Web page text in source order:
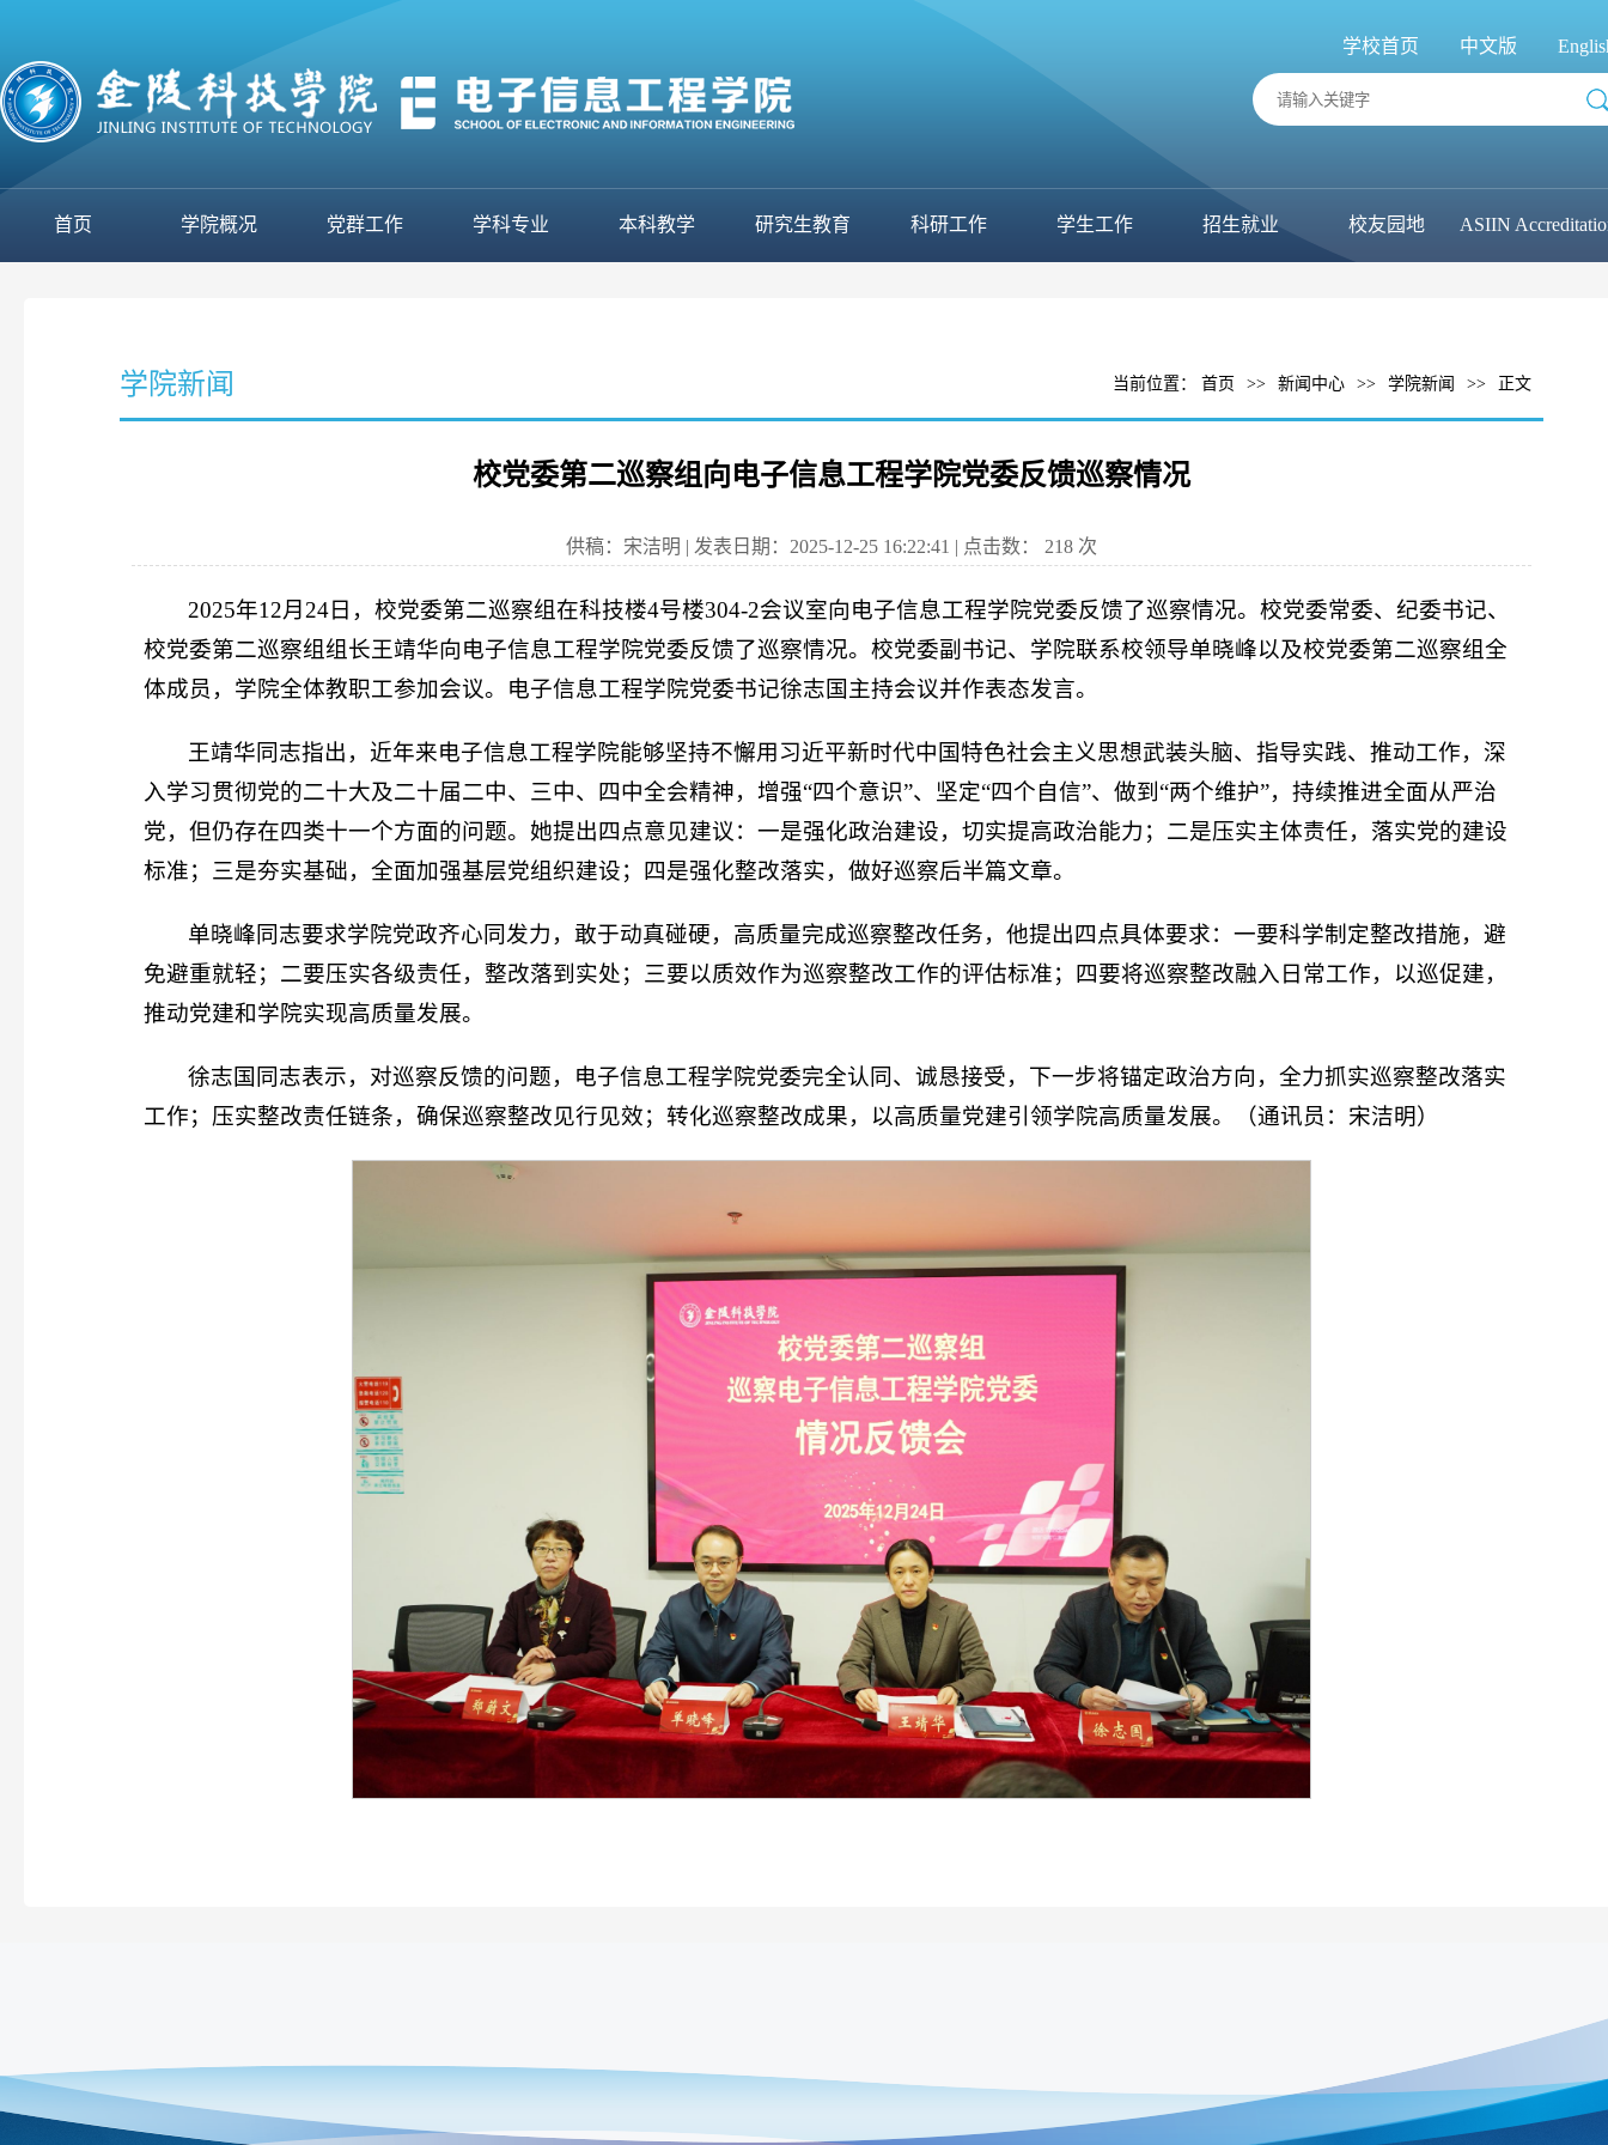
学校首页 中文版
首页 学院概况 党群工作 学科专业 本科教学 研究生教育 科研工作 学生工作 招生就业 校友园地 ASIIN
当前位置： 首页 >> 新闻中心 >> 学院新闻 >> 正文
学院新闻
校党委第二巡察组向电子信息工程学院党委反馈巡察情况
供稿：宋洁明 | 发表日期：2025-12-25 16:22:41 | 点击数： 218 次
2025年12月24日，校党委第二巡察组在科技楼4号楼304-2会议室向电子信息工程学院党委反馈了巡察情况。校党委常委、纪委书记、
校党委第二巡察组组长王靖华向电子信息工程学院党委反馈了巡察情况。校党委副书记、学院联系校领导单晓峰以及校党委第二巡察组全
体成员，学院全体教职工参加会议。电子信息工程学院党委书记徐志国主持会议并作表态发言。
王靖华同志指出，近年来电子信息工程学院能够坚持不懈用习近平新时代中国特色社会主义思想武装头脑、指导实践、推动工作，深
入学习贯彻党的二十大及二十届二中、三中、四中全会精神，增强“四个意识”、坚定“四个自信”、做到“两个维护”，持续推进全面从严治
党，但仍存在四类十一个方面的问题。她提出四点意见建议：一是强化政治建设，切实提高政治能力；二是压实主体责任，落实党的建设
标准；三是夯实基础，全面加强基层党组织建设；四是强化整改落实，做好巡察后半篇文章。
单晓峰同志要求学院党政齐心同发力，敢于动真碰硬，高质量完成巡察整改任务，他提出四点具体要求：一要科学制定整改措施，避
免避重就轻；二要压实各级责任，整改落到实处；三要以质效作为巡察整改工作的评估标准；四要将巡察整改融入日常工作，以巡促建，
推动党建和学院实现高质量发展。
徐志国同志表示，对巡察反馈的问题，电子信息工程学院党委完全认同、诚恳接受，下一步将锚定政治方向，全力抓实巡察整改落实
工作；压实整改责任链条，确保巡察整改见行见效；转化巡察整改成果，以高质量党建引领学院高质量发展。（通讯员：宋洁明）